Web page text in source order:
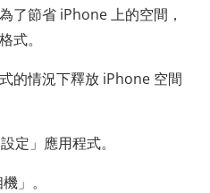
了節省 iPhone 上的空間，
式。
的情況下釋放 iPhone 空間
定」應用程式。
」。